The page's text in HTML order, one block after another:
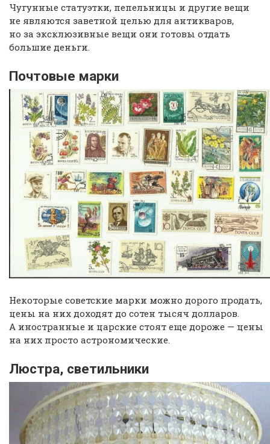
Чугунные статуэтки, пепельницы и другие вещи
не являются заветной целью для антикваров,
но за эксклюзивные вещи они готовы отдать
большие деньги.
Почтовые марки
Некоторые советские марки можно дорого продать,
цены на них доходят до сотен тысяч долларов.
А иностранные и царские стоят еще дороже — цены
на них просто астрономические.
Люстра, светильники